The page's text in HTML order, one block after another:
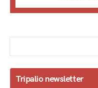
Tripalio newsletter